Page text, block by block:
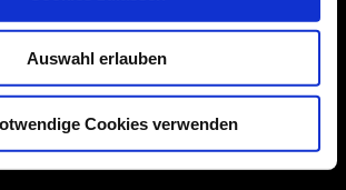
Auswahl erlauben
Cookies verwenden